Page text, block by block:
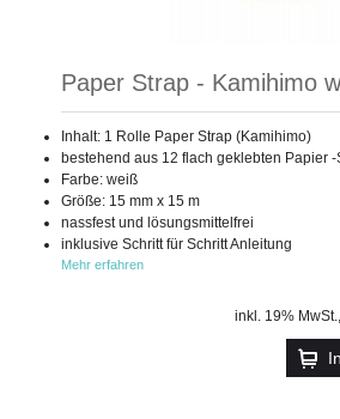
Paper Strap - Kamihimo
Inhalt: 1 Rolle Paper Strap (Kamihimo)
bestehend aus 12 flach geklebten Papier -
Farbe: weiß
Größe: 15 mm x 15 m
nassfest und lösungsmittelfrei
inklusive Schritt für Schritt Anleitung
Mehr erfahren
inkl. 19% MwSt.